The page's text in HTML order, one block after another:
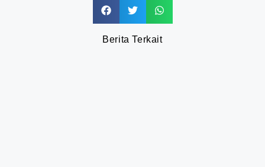
Berita Terkait